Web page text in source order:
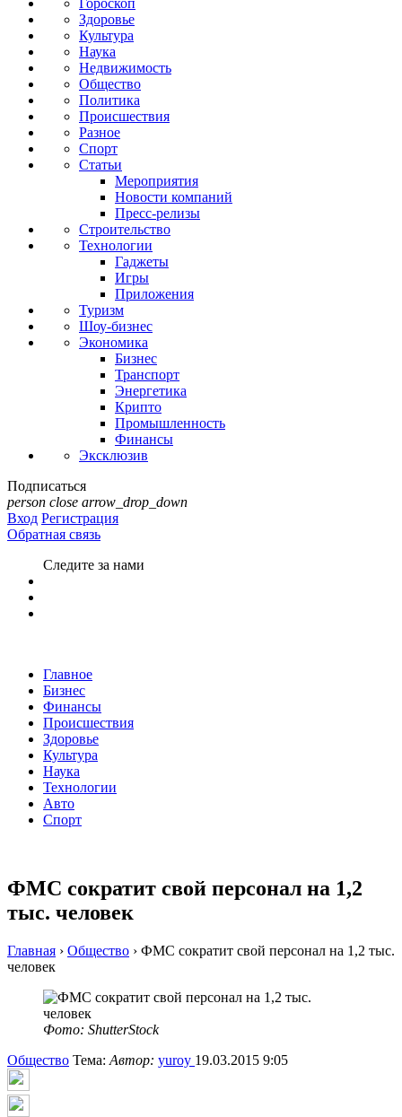
Гороскоп
Здоровье
Культура
Наука
Недвижимость
Общество
Политика
Происшествия
Разное
Спорт
Статьи
Мероприятия
Новости компаний
Пресс-релизы
Строительство
Технологии
Гаджеты
Игры
Приложения
Туризм
Шоу-бизнес
Экономика
Бизнес
Транспорт
Энергетика
Крипто
Промышленность
Финансы
Эксклюзив
Подписаться
person close arrow_drop_down
Вход Регистрация
Обратная связь
Следите за нами
Главное
Бизнес
Финансы
Происшествия
Здоровье
Культура
Наука
Технологии
Авто
Спорт
ФМС сократит свой персонал на 1,2
тыс. человек
Главная › Общество › ФМС сократит свой персонал на 1,2 тыс.
человек
Фото: ShutterStock
Общество Тема: Автор: yuroy 19.03.2015 9:05